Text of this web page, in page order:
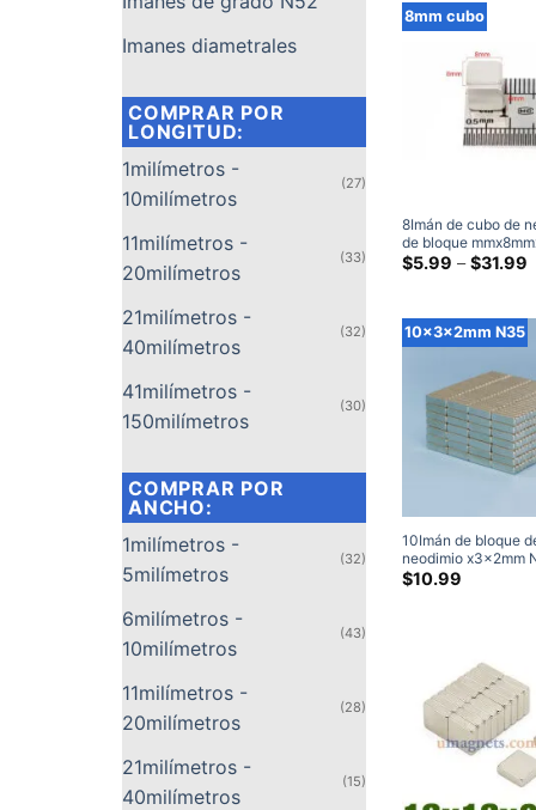
Imanes diametrales
COMPRAR POR
LONGITUD:
1milímetros -
10milímetros
(27)
11milímetros -
20milímetros
(33)
21milímetros -
40milímetros
(32)
41milímetros -
150milímetros
(30)
COMPRAR POR
ANCHO:
1milímetros -
5milímetros
(32)
6milímetros -
10milímetros
(43)
11milímetros -
20milímetros
(28)
21milímetros -
40milímetros
(15)
8mm cubo
8Imán de cubo de
de bloque
imanes de cubo N42
fuertes, imán
$5.99 – $31.99
10x3x2mm N35
10Imán de bloque
neodimio x3x2mm
imanes
$10.99